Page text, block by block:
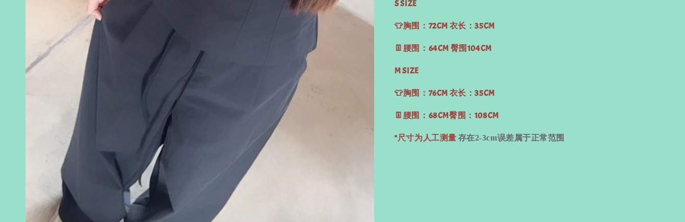
S SIZE
👕胸围：72CM 衣长：35CM
👖腰围：64CM 臀围104CM
M SIZE
👕胸围：76CM 衣长：35CM
👖腰围：68CM臀围：108CM
*尺寸为人工测量 存在2-3cm误差属于正常范围